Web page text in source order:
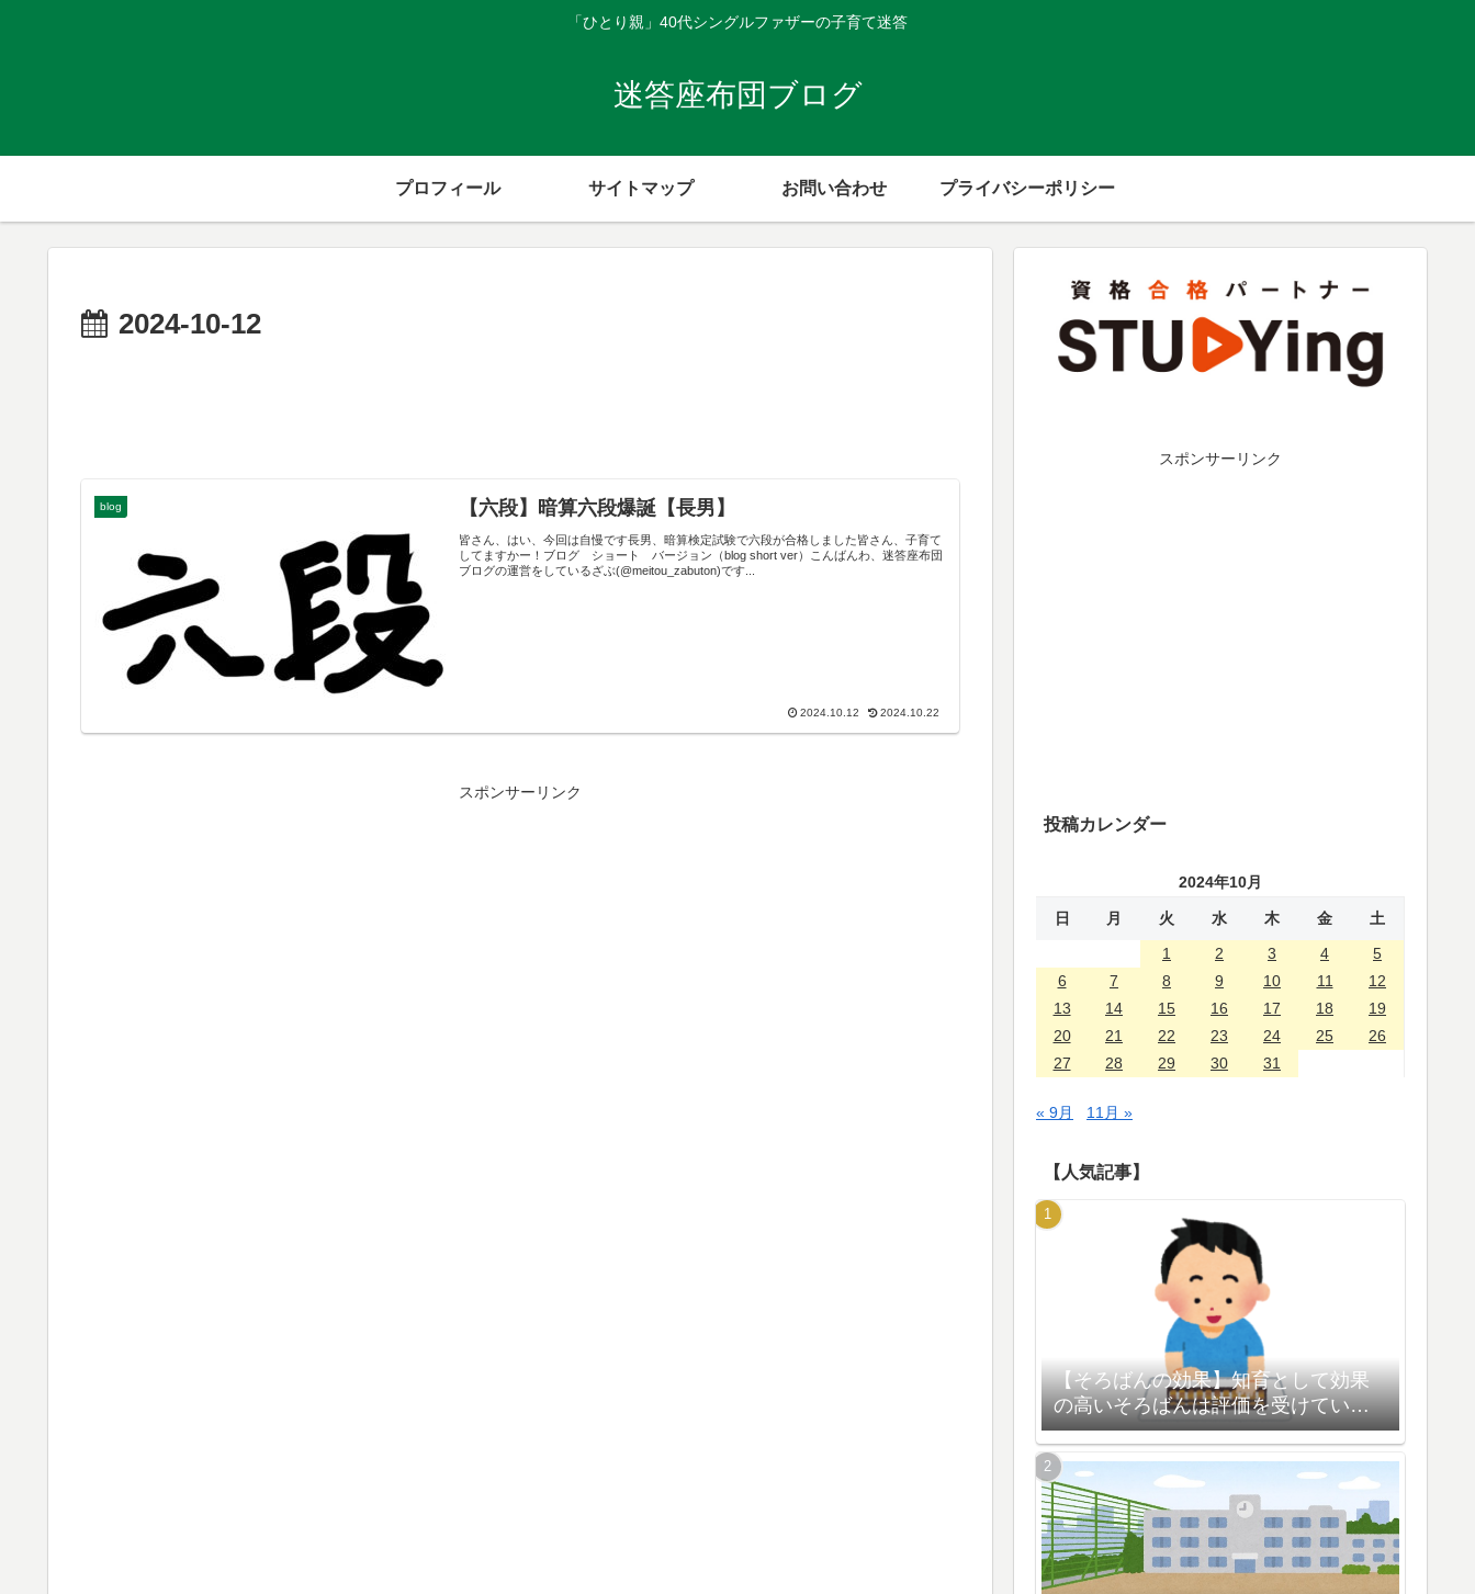
「ひとり親」40代シングルファザーの子育て迷答
迷答座布団ブログ
プロフィール サイトマップ お問い合わせ プライバシーポリシー
2024-10-12
blog 【六段】暗算六段爆誕【長男】
皆さん、はい、今回は自慢です長男、暗算検定試験で六段が合格しました皆さん、子育て
してますかー！ブログ ショート バージョン（blog short ver）こんばんわ、迷答座布団
ブログの運営をしているざぶ(@meitou_zabuton)です...
2024.10.12 2024.10.22
スポンサーリンク
スポンサーリンク
投稿カレンダー
2024年10月
日 月 火 水 木 金
土
1
2 3 4
5
6
7 8 9 10 11
12
13
14 15 16 17 18
19
20
21 22 23 24 25
26
27
28 29 30 31
« 9月 11月 »
【人気記事】
【そろばんの効果】知育として効果
の高いそろばんは評価を受けている
【脳の活性化】